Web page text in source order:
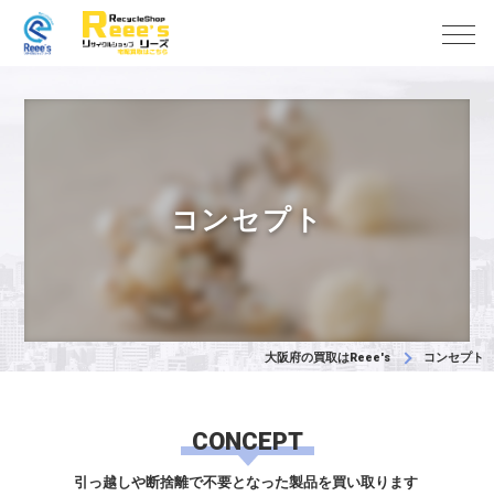
コンセプト
大阪府の買取はReee's コンセプト
引っ越しや断捨離で不要となった製品を買い取ります
CONCEPT